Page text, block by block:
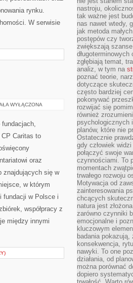
rynku.
W serwisie
WYŁĄCZONA
fundacjach,
Caritas to
oraz
znajdujących się w
w którym
fundacji w Polsce i
współpracy z
między innymi
nastroju,
tak ważne jest
nas nawet wtedy,
jak metoda
postępów czy
zwiększają
zgłębiają temat,
analiz, w tym na
poznać teorie,
dotyczące
często bardziej
pokonywać
rozwijać się
również
psychologicznych
planów, które nie
Ostatecznie
gdy człowiek
połączyć swoje
czynnościami. To
momentach
trwałego rozwoju
Motywacja od
zainteresowania
chcących
natura jest
zarówno czynniki
emocjonalne i
kluczowym
badania pokazują,
konsekwencja,
nawyki. To one
działania, od
można porównać
dopiero